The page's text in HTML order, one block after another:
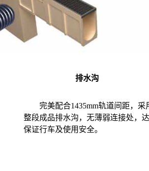
排水沟
完美配合1435mm轨道间距，采
整段成品排水沟，无薄弱连接处，达
保证行车及使用安全。